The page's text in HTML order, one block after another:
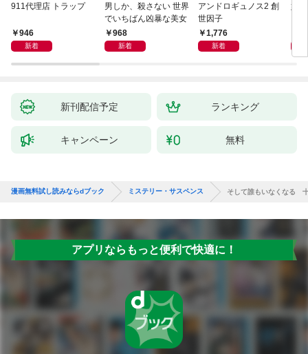
911代理店 トラップ
946
新着
男しか、殺さない 世界
でいちばん凶暴な美女
968
新着
アンドロギュノス2 創
世因子
1,776
新着
姐
新刊配信予定 ランキング
キャンペーン 無料
漫画無料試し読みならdブック ミステリー・サスペンス そして誰もいなくなる
アプリならもっと便利で快適に！